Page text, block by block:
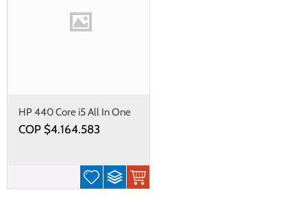
HP 440 Core i5 All In One
COP $4.164.583